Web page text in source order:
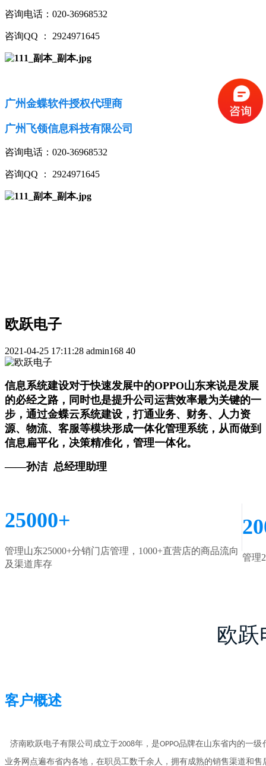
咨询电话：020-36968532
咨询QQ ： 2924971645
广州金蝶软件授权代理商
广州飞领信息科技有限公司
咨询电话：020-36968532
咨询QQ ： 2924971645
欧跃电子
2021-04-25 17:11:28 admin168 40
信息系统建设对于快速发展中的OPPO山东来说是发展
的必经之路，同时也是提升公司运营效率最为关键的一
步，通过金蝶云系统建设，打通业务、财务、人力资
源、物流、客服等模块形成一体化管理系统，从而做到
信息扁平化，决策精准化，管理一体化。
——孙洁 总经理助理
25000+
管理山东25000+分销门店管理，1000+直营店的商品流向
及渠道库存
管理
欧跃
客户概述
济南欧跃电子有限公司成立于2008年，是OPPO品牌在山东省内的一
业务网点遍布省内各地，在职员工数千余人，拥有成熟的销售渠道和